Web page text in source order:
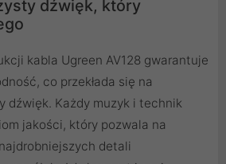
dźwięk, który
kabla Ugreen AV128 gwarantuje
co przekłada się na
dźwięk. Każdy muzyk i technik
jakości, który pozwala na
detali